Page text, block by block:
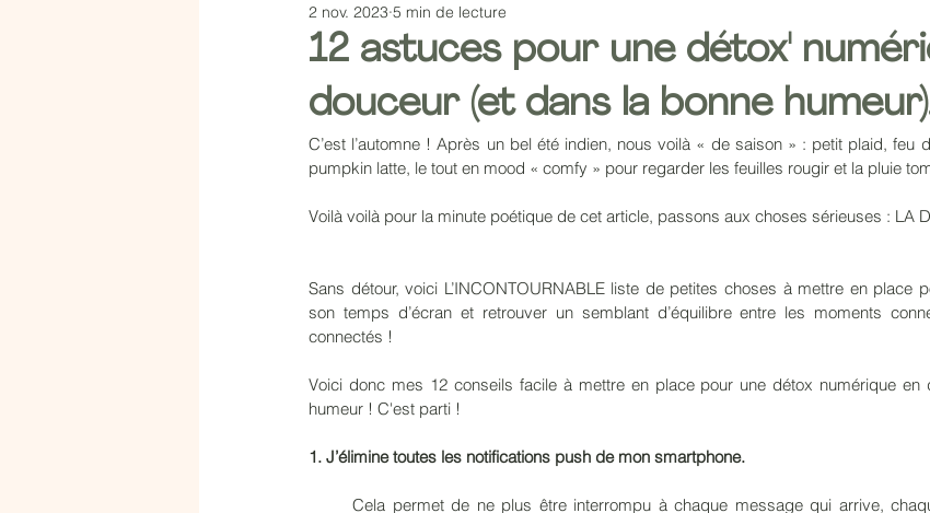
12 astuces pour une détox'
douceur (et dans la bonne
2 nov. 2023 5 min de lecture
C’est l’automne ! Après un bel été indien, nous voilà « de saison » : petit plaid, feu
pumpkin latte, le tout en mood « comfy » pour regarder les feuilles rougir et la pluie
Voilà voilà pour la minute poétique de cet article, passons aux choses sérieuses : LA
Sans détour, voici L’INCONTOURNABLE liste de petites choses à mettre en place
son temps d’écran et retrouver un semblant d’équilibre entre les moments
connectés !
Voici donc mes 12 conseils facile à mettre en place pour une détox numérique en
humeur ! C'est parti !
1. J’élimine toutes les notifications push de mon smartphone.
Cela permet de ne plus être interrompu à chaque message qui arrive,